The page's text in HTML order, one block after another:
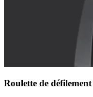
Roulette de défilement